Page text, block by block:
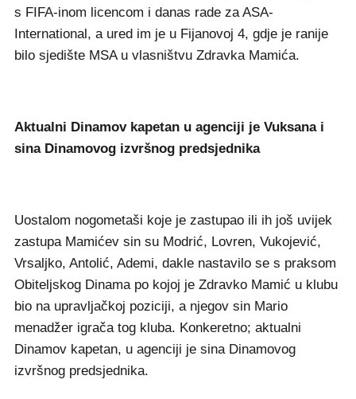
s FIFA-inom licencom i danas rade za ASA-
International, a ured im je u Fijanovoj 4, gdje je ranije
bilo sjedište MSA u vlasništvu Zdravka Mamića.
Aktualni Dinamov kapetan u agenciji je Vuksana i
sina Dinamovog izvršnog predsjednika
Uostalom nogometaši koje je zastupao ili ih još uvijek
zastupa Mamićev sin su Modrić, Lovren, Vukojević,
Vrsaljko, Antolić, Ademi, dakle nastavilo se s praksom
Obiteljskog Dinama po kojoj je Zdravko Mamić u klubu
bio na upravljačkoj poziciji, a njegov sin Mario
menadžer igrača tog kluba. Konkeretno; aktualni
Dinamov kapetan, u agenciji je sina Dinamovog
izvršnog predsjednika.